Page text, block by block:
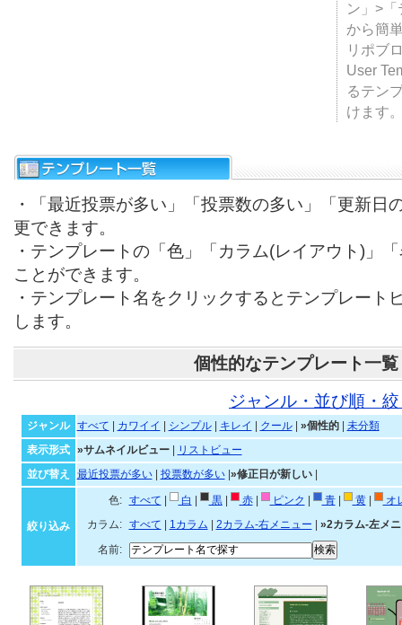
ン」>
から簡
リポブ
User
るテン
けます
・「最近投票が多い」「投票数の多い」「更新日
更できます。
・テンプレートの「色」「カラム(レイアウト)」
ことができます。
・テンプレート名をクリックするとテンプレート
します。
個性的なテンプレート一覧
ジャンル・並び順・
ジャンル すべて カワイイ シンプル| キレイ クール| »個性的| 未分類
表示形式
»サムネイルビュー|
リストビュー
並び替え
最近投票が多い| 投票数が多い| »修正日が新しい|
絞り込み
色: すべて 白 黒| 赤| ピンク 青| 黄|
オ
カラム:
すべて 1カラム 2カラム-右メニュー
»2カラム-左メ
名前: